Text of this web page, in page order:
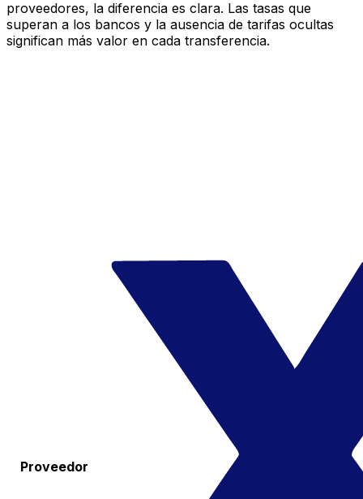
proveedores, la diferencia es clara. Las tasas que
superan a los bancos y la ausencia de tarifas ocultas
significan más valor en cada transferencia.
Proveedor